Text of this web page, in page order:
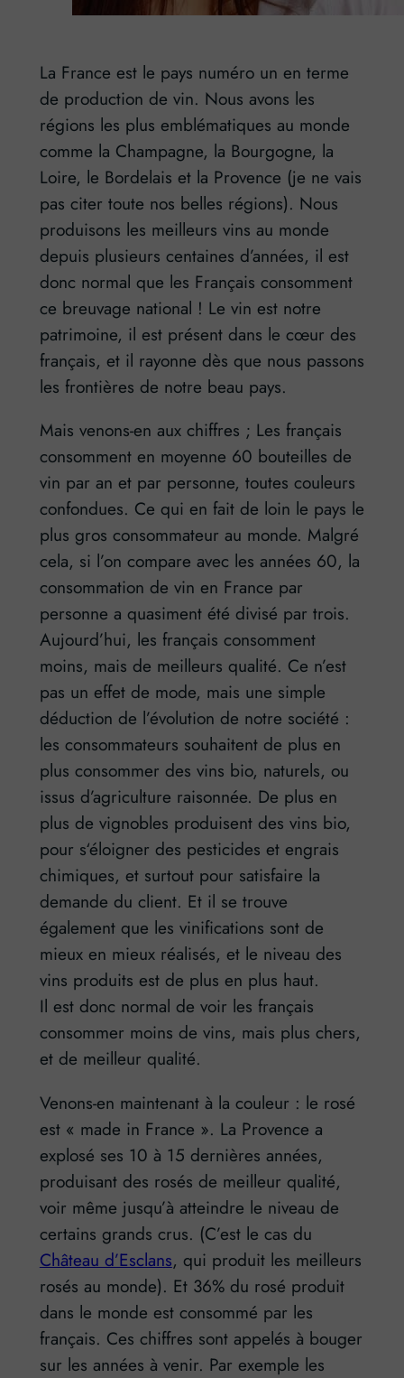
La France est le pays numéro un en terme
de production de vin. Nous avons les
régions les plus emblématiques au monde
comme la Champagne, la Bourgogne, la
Loire, le Bordelais et la Provence (je ne vais
pas citer toute nos belles régions). Nous
produisons les meilleurs vins au monde
depuis plusieurs centaines d’années, il est
donc normal que les Français consomment
ce breuvage national ! Le vin est notre
patrimoine, il est présent dans le cœur des
français, et il rayonne dès que nous passons
les frontières de notre beau pays.
Mais venons-en aux chiffres ; Les français
consomment en moyenne 60 bouteilles de
vin par an et par personne, toutes couleurs
confondues. Ce qui en fait de loin le pays le
plus gros consommateur au monde. Malgré
cela, si l’on compare avec les années 60, la
consommation de vin en France par
personne a quasiment été divisé par trois.
Aujourd’hui, les français consomment
moins, mais de meilleurs qualité. Ce n’est
pas un effet de mode, mais une simple
déduction de l’évolution de notre société :
les consommateurs souhaitent de plus en
plus consommer des vins bio, naturels, ou
issus d’agriculture raisonnée. De plus en
plus de vignobles produisent des vins bio,
pour s‘éloigner des pesticides et engrais
chimiques, et surtout pour satisfaire la
demande du client. Et il se trouve
également que les vinifications sont de
mieux en mieux réalisés, et le niveau des
vins produits est de plus en plus haut.
Il est donc normal de voir les français
consommer moins de vins, mais plus chers,
et de meilleur qualité.
Venons-en maintenant à la couleur : le rosé
est « made in France ». La Provence a
explosé ses 10 à 15 dernières années,
produisant des rosés de meilleur qualité,
voir même jusqu’à atteindre le niveau de
certains grands crus. (C’est le cas du
Château d’Esclans, qui produit les meilleurs
rosés au monde). Et 36% du rosé produit
dans le monde est consommé par les
français. Ces chiffres sont appelés à bouger
sur les années à venir. Par exemple les